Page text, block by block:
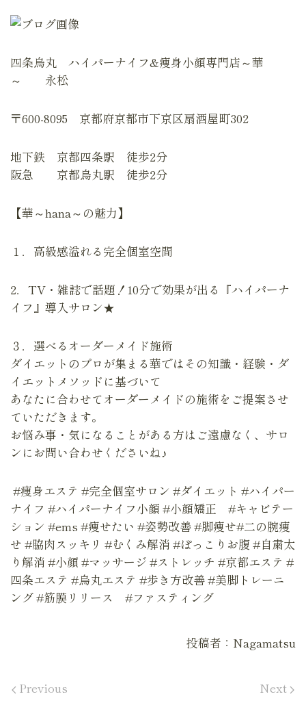
四条烏丸 ハイパーナイフ&痩身小顔専門店～華
～ 永松
〒600-8095 京都府京都市下京区扇酒屋町302
地下鉄 京都四条駅 徒歩2分
阪急 京都烏丸駅 徒歩2分
【華～hana～の魅力】
１．高級感溢れる完全個室空間
2．TV・雑誌で話題！10分で効果が出る『ハイパーナ
イフ』導入サロン★
３．選べるオーダーメイド施術
ダイエットのプロが集まる華ではその知識・経験・ダ
イエットメソッドに基づいて
あなたに合わせてオーダーメイドの施術をご提案させ
ていただきます。
お悩み事・気になることがある方はご遠慮なく、サロ
ンにお問い合わせくださいね♪
#痩身エステ #完全個室サロン #ダイエット #ハイパー
ナイフ #ハイパーナイフ小顔 #小顔矯正 #キャビテー
ション #ems #痩せたい #姿勢改善 #脚痩せ#二の腕痩
せ #脇肉スッキリ #むくみ解消 #ぽっこりお腹 #自粛太
り解消 #小顔 #マッサージ #ストレッチ #京都エステ #
四条エステ #烏丸エステ #歩き方改善 #美脚トレーニ
ング #筋膜リリース #ファスティング
投稿者：Nagamatsu
Previous Next